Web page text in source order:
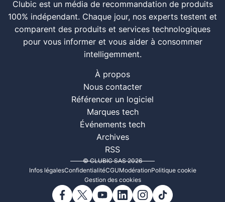
Clubic est un média de recommandation de produits
100% indépendant. Chaque jour, nos experts testent et
comparent des produits et services technologiques
pour vous informer et vous aider à consommer
intelligemment.
À propos
Nous contacter
Référencer un logiciel
Marques tech
Événements tech
Archives
RSS
© CLUBIC SAS 2026
Infos légalesConfidentialitéCGUModérationPolitique cookie
Gestion des cookies